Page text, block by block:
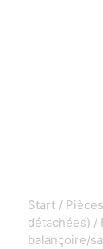
Start /
détachées) /
balançoire/